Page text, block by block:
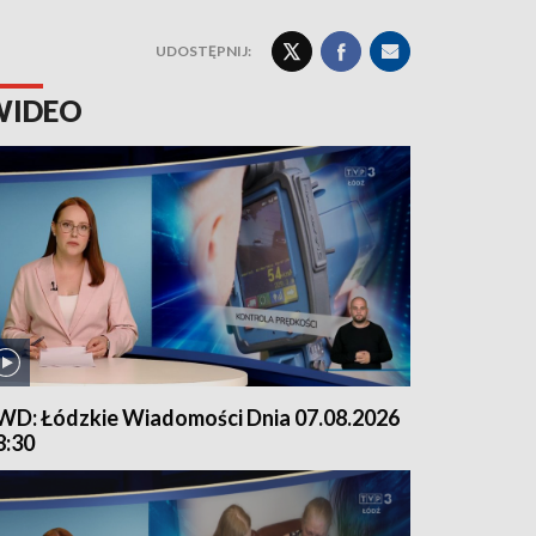
UDOSTĘPNIJ:
Łódzkie Wiadomości Dnia 07.08.2026